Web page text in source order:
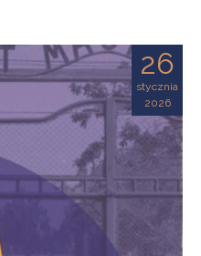
26
stycznia
2026